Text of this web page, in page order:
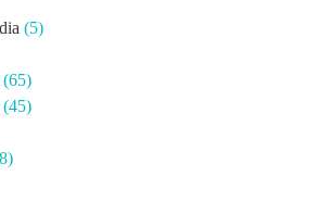
(5)
(65)
(45)